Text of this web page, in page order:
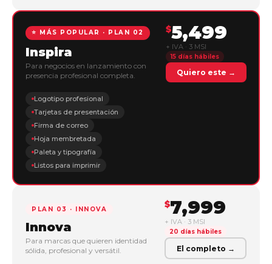
⭐ MÁS POPULAR · PLAN 02
Inspira
Para negocios en lanzamiento con
presencia profesional completa.
Logotipo profesional
Tarjetas de presentación
Firma de correo
Hoja membretada
Paleta y tipografía
Listos para imprimir
$5,499
+ IVA · 3 MSI
15 días hábiles
Quiero este →
PLAN 03 · INNOVA
Innova
Para marcas que quieren identidad
sólida, profesional y versátil.
$7,999
+ IVA · 3 MSI
20 días hábiles
El completo →